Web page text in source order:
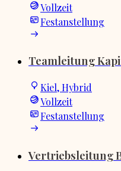
Vollzeit
Festanstellung
Teamleitung
Kiel, Hybrid
Vollzeit
Festanstellung
Vertriebsleitung